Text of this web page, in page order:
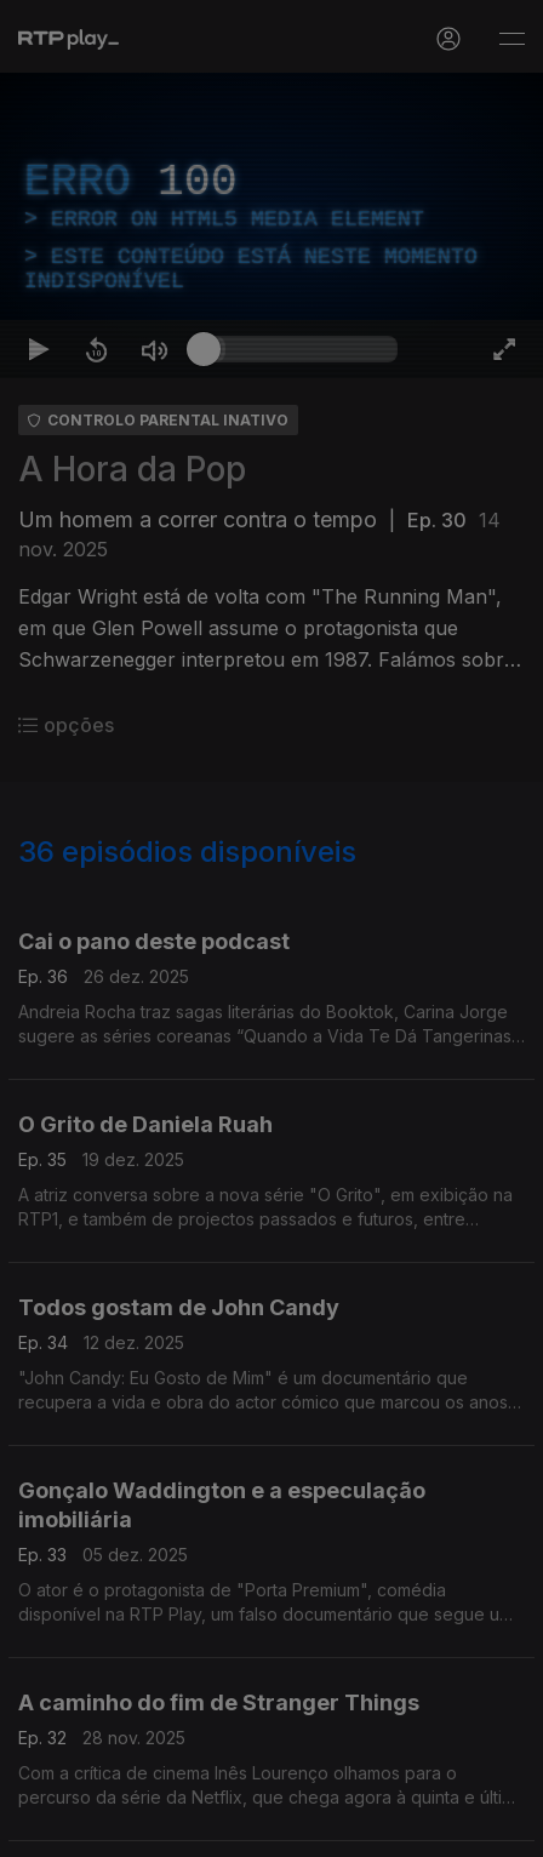
ERRO 100
ERROR ON HTML5 MEDIA ELEMENT
ESTE CONTEÚDO ESTÁ NESTE MOMENTO
INDISPONÍVEL
CONTROLO PARENTAL INATIVO
A Hora da Pop
Um homem a correr contra o tempo Ep. 30 14
nov. 2025
Edgar Wright está de volta com "The Running Man",
em que Glen Powell assume o protagonista que
Schwarzenegger interpretou em 1987. Falámos sobre
crítico Ricardo Du Toit.
opções
36 episódios disponíveis
Cai o pano deste podcast
Ep. 36
26 dez. 2025
Andreia Rocha traz sagas literárias do Booktok, Carina Jorge
sugere as séries coreanas “Quando a Vida Te Dá Tangerinas”
O Grito de Daniela Ruah
Ep. 35
19 dez. 2025
A atriz conversa sobre a nova série "O Grito", em exibição na
RTP1, e também de projectos passados e futuros, entre
Todos gostam de John Candy
Ep. 34
12 dez. 2025
"John Candy: Eu Gosto de Mim" é um documentário que
recupera a vida e obra do actor cómico que marcou os anos
Gonçalo Waddington e a especulação
imobiliária
Ep. 33
05 dez. 2025
O ator é o protagonista de "Porta Premium", comédia
disponível na RTP Play, um falso documentário que segue uma
A caminho do fim de Stranger Things
Ep. 32
28 nov. 2025
Com a crítica de cinema Inês Lourenço olhamos para o
percurso da série da Netflix, que chega agora à quinta e última